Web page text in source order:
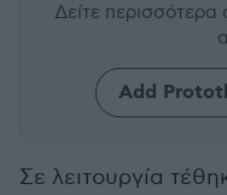
Δείτε
Add
Σε λειτουργία